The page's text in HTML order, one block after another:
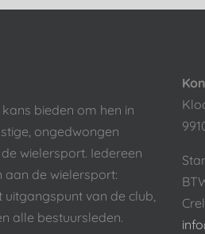
bieden om hen in
ongedwongen
wielersport. Iedereen
aan de wielersport:
uitgangspunt van de club,
alle bestuursleden.